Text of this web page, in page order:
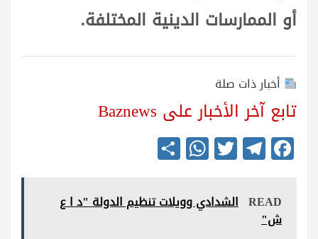
أو الممارسات الدينية المختلفة.
أخبار ذات صلة
تابع آخر الأخبار على Baznews
Fa
ce
bo
ok
Te
le
gr
a
T
wi
tte
r
W
ha
ts
A
re READ الشدادي وويلات تنظيم الدولة "د ا ع
ش"